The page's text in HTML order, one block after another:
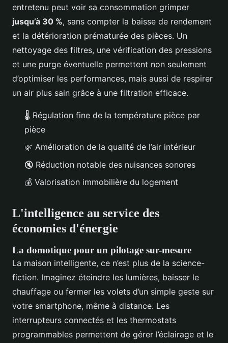
entretenu peut voir sa consommation grimper
jusqu’à 30 %, sans compter la baisse de rendement
et la détérioration prématurée des pièces. Un
nettoyage des filtres, une vérification des pressions
et une purge éventuelle permettent non seulement
d’optimiser les performances, mais aussi de respirer
un air plus sain grâce à une filtration efficace.
🌡️ Régulation fine de la température pièce par
pièce
🌿 Amélioration de la qualité de l’air intérieur
🔇 Réduction notable des nuisances sonores
💰 Valorisation immobilière du logement
L'intelligence au service des
économies d'énergie
La domotique pour un pilotage sur-mesure
La maison intelligente, ce n’est plus de la science-
fiction. Imaginez éteindre les lumières, baisser le
chauffage ou fermer les volets d’un simple geste sur
votre smartphone, même à distance. Les
interrupteurs connectés et les thermostats
programmables permettent de gérer l’éclairage et le